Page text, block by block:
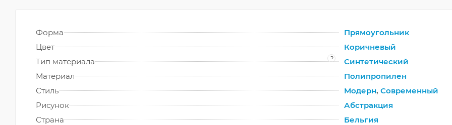
Форма
Прямоугольник
Цвет
Коричневый
Тип материала
?
Синтетический
Материал
Полипропилен
Стиль
Модерн, Современный
Рисунок
Абстракция
Страна
Бельгия